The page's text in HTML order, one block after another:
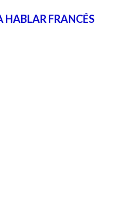
HABLAR FRANCÉS